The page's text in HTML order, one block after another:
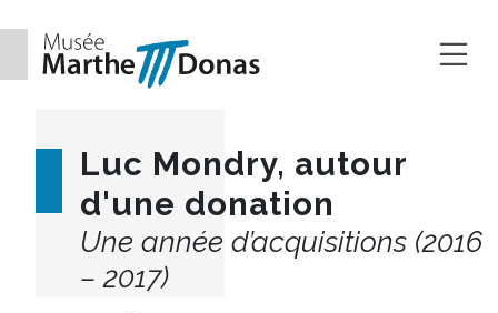
Luc Mondry, autour
d'une donation
Une année d’acquisitions (2016
– 2017)